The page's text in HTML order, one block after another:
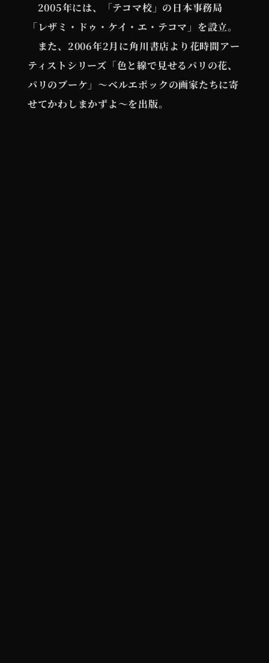
2005年には、「テコマ校」の日本事務局
「レザミ・ドゥ・ケイ・エ・テコマ」を設立。
また、2006年2月に角川書店より花時間アー
ティストシリーズ「色と線で見せるパリの花、
パリのブーケ」〜ベルエポックの画家たちに寄
せてかわしまかずよ～を出版。